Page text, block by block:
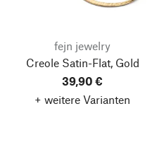
fejn jewelry
Creole Satin-Flat, Gold
39,90 €
+ weitere Varianten